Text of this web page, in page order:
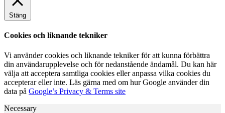
Stäng
Cookies och liknande tekniker
Vi använder cookies och liknande tekniker för att kunna förbättra
din användarupplevelse och för nedanstående ändamål. Du kan här
välja att acceptera samtliga cookies eller anpassa vilka cookies du
accepterar eller inte. Läs gärna med om hur Google använder din
data på Google’s Privacy & Terms site
Necessary